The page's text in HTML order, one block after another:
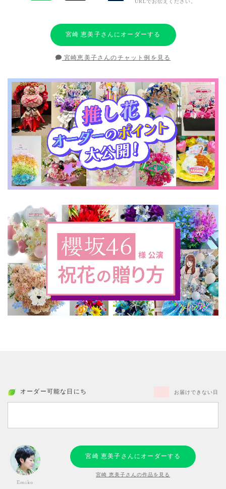
宮崎 恵美子さんにオーダーする
宮崎恵美子さんのチャット例を見る
オーダー可能な日にち お届けできない日
Emiko
宮崎 恵美子さんにオーダーする
宮崎 恵美子さんの作品を見る